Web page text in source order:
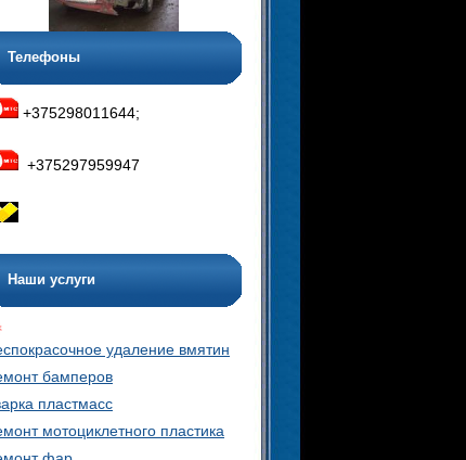
Телефоны
+375298011644;
+375297959947
Наши услуги
удаление вмятин
бамперов
пластмасс
мотоциклетного пластика